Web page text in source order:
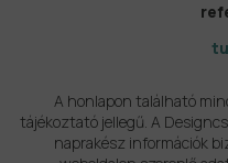
A honlapon található
tájékoztató jellegű. A
naprakész információk